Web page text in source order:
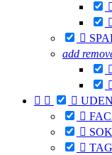

add
  


